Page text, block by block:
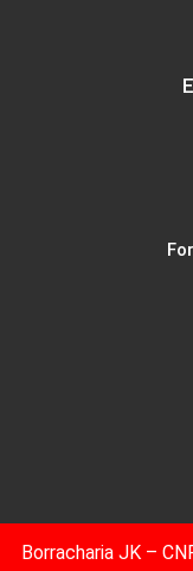
Borracharia JK –